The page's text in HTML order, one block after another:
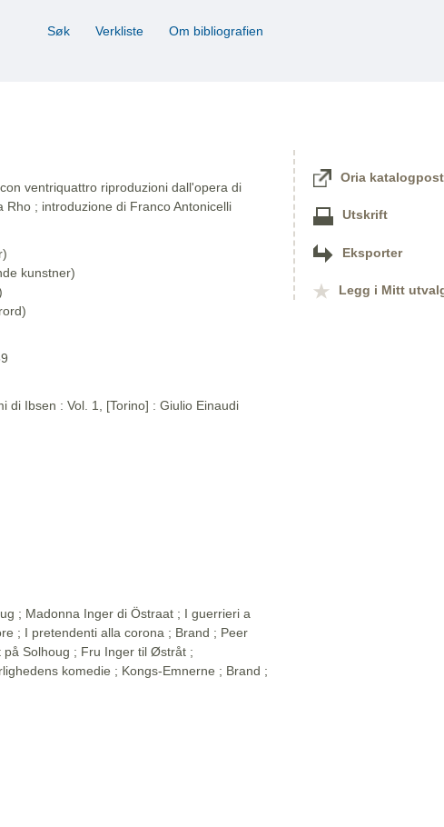
Søk Verkliste Om bibliografien
ventriquattro riproduzioni dall'opera di
Rho ; introduzione di Franco Antonicelli
kunstner)
di Ibsen : Vol. 1, [Torino] : Giulio Einaudi
; Madonna Inger di Östraat ; I guerrieri a
; I pretendenti alla corona ; Brand ; Peer
Solhoug ; Fru Inger til Østråt ;
komedie ; Kongs-Emnerne ; Brand ;
Oria katalogpost
Utskrift
Eksporter
Legg i Mitt